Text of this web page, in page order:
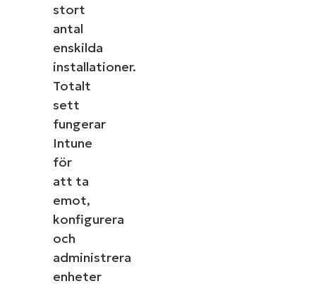
stort
antal
enskilda
installationer.
Totalt
sett
fungerar
Intune
för
att ta
emot,
konfigurera
och
administrera
enheter